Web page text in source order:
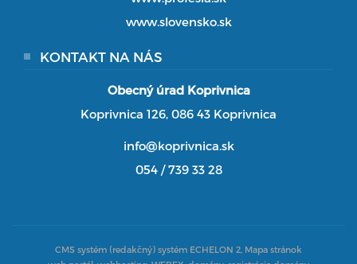
www.slovensko.sk
KONTAKT NA NÁS
Obecný úrad Koprivnica
Koprivnica 126, 086 43 Koprivnica
info@koprivnica.sk
054 / 739 33 28
CMS systém (redakčný) systém ECHELON 2, Mapa stránok